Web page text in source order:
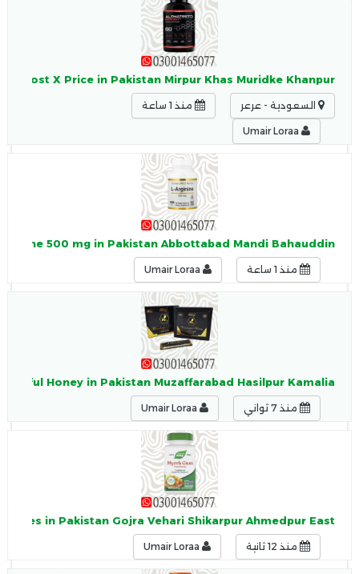
Boost X Price in Pakistan Mirpur Khas Muridke Khanpur
السعودية - عرعر منذ 1 ساعة
500 mg in Pakistan Abbottabad Mandi Bahauddin
منذ 1 ساعة
Honey in Pakistan Muzaffarabad Hasilpur Kamalia
منذ 7 ثواني
in Pakistan Gojra Vehari Shikarpur Ahmedpur East
منذ 12 ثانية